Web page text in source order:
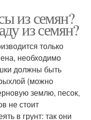
из семян?
из семян?
только
необходимо
должны быть
(можно
землю, песок,
не стоит
в грунт: так они